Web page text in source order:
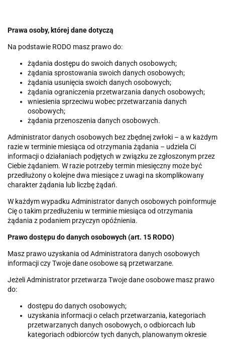
Prawa osoby, której dane dotyczą
Na podstawie RODO masz prawo do:
żądania dostępu do swoich danych osobowych;
żądania sprostowania swoich danych osobowych;
żądania usunięcia swoich danych osobowych;
żądania ograniczenia przetwarzania danych osobowych;
wniesienia sprzeciwu wobec przetwarzania danych
osobowych;
żądania przenoszenia danych osobowych.
Administrator danych osobowych bez zbędnej zwłoki – a w każdym
razie w terminie miesiąca od otrzymania żądania – udziela Ci
informacji o działaniach podjętych w związku ze zgłoszonym przez
Ciebie żądaniem. W razie potrzeby termin miesięczny może być
przedłużony o kolejne dwa miesiące z uwagi na skomplikowany
charakter żądania lub liczbę żądań.
W każdym wypadku Administrator danych osobowych poinformuje
Cię o takim przedłużeniu w terminie miesiąca od otrzymania
żądania z podaniem przyczyn opóźnienia.
Prawo dostępu do danych osobowych (art. 15 RODO)
Masz prawo uzyskania od Administratora danych osobowych
informacji czy Twoje dane osobowe są przetwarzane.
Jeżeli Administrator przetwarza Twoje dane osobowe masz prawo
do:
dostępu do danych osobowych;
uzyskania informacji o celach przetwarzania, kategoriach
przetwarzanych danych osobowych, o odbiorcach lub
kategoriach odbiorców tych danych, planowanym okresie